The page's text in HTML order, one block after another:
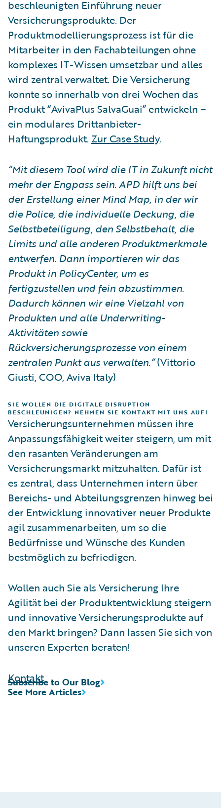
beschleunigten Einführung neuer
Versicherungsprodukte. Der
Produktmodellierungsprozess ist für die
Mitarbeiter in den Fachabteilungen ohne
komplexes IT-Wissen umsetzbar und alles
wird zentral verwaltet. Die Versicherung
konnte so innerhalb von drei Wochen das
Produkt “AvivaPlus SalvaGuai” entwickeln –
ein modulares Drittanbieter-
Haftungsprodukt. Zur Case Study.
“Mit diesem Tool wird die IT in Zukunft nicht
mehr der Engpass sein. APD hilft uns bei
der Erstellung einer Mind Map, in der wir
die Police, die individuelle Deckung, die
Selbstbeteiligung, den Selbstbehalt, die
Limits und alle anderen Produktmerkmale
entwerfen. Dann importieren wir das
Produkt in PolicyCenter, um es
fertigzustellen und fein abzustimmen.
Dadurch können wir eine Vielzahl von
Produkten und alle Underwriting-
Aktivitäten sowie
Rückversicherungsprozesse von einem
zentralen Punkt aus verwalten.”(Vittorio
Giusti, COO, Aviva Italy)
SIE WOLLEN DIE DIGITALE DISRUPTION
BESCHLEUNIGEN? NEHMEN SIE KONTAKT MIT UNS AUF!
Versicherungsunternehmen müssen ihre
Anpassungsfähigkeit weiter steigern, um mit
den rasanten Veränderungen am
Versicherungsmarkt mitzuhalten. Dafür ist
es zentral, dass Unternehmen intern über
Bereichs- und Abteilungsgrenzen hinweg bei
der Entwicklung innovativer neuer Produkte
agil zusammenarbeiten, um so die
Bedürfnisse und Wünsche des Kunden
bestmöglich zu befriedigen.
Wollen auch Sie als Versicherung Ihre
Agilität bei der Produktentwicklung steigern
und innovative Versicherungsprodukte auf
den Markt bringen? Dann lassen Sie sich von
unseren Experten beraten!
Kontakt
See More Articles
Subscribe to Our Blog